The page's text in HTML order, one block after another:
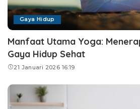
Gaya Hidup
Manfaat Utama Yoga:
Gaya Hidup Sehat
21 Januari 2026 16:19